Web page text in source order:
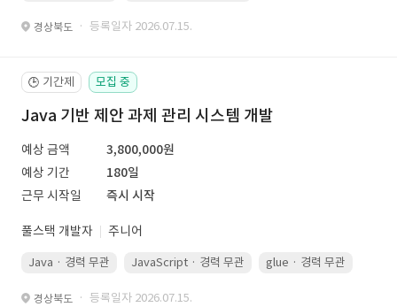
경상북도 · 등록일자 2026.07.15.
🕒 기간제 모집 중
Java 기반 제안 과제 관리 시스템 개발
예상 금액
3,800,000원
예상 기간
180일
근무 시작일
즉시 시작
풀스택 개발자 주니어
Java · 경력 무관 JavaScript · 경력 무관 glue · 경력 무관
경상북도 · 등록일자 2026.07.15.